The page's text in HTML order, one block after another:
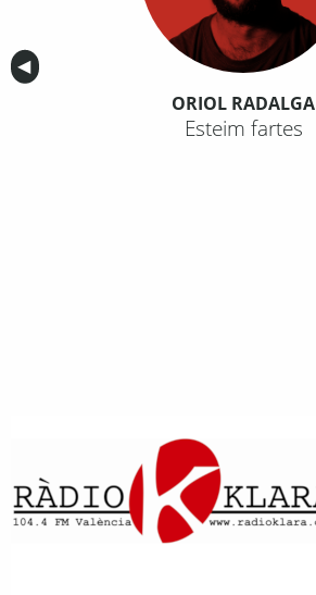
Anterior
◀︎
ORIOL RADALGA
Esteim fartes